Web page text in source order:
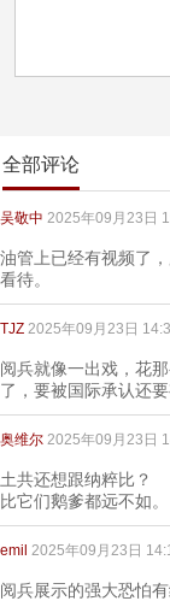
全部评论
吴敬中 2025年09月23日
油管上已经有视频了
看待。
TJZ 2025年09月23日
阅兵就像一出戏，花
了，要被国际承认还
奥维尔 2025年09月23日
土共还想跟纳粹比？
比它们鹅爹都远不如。
emil 2025年09月23日
阅兵展示的强大恐怕